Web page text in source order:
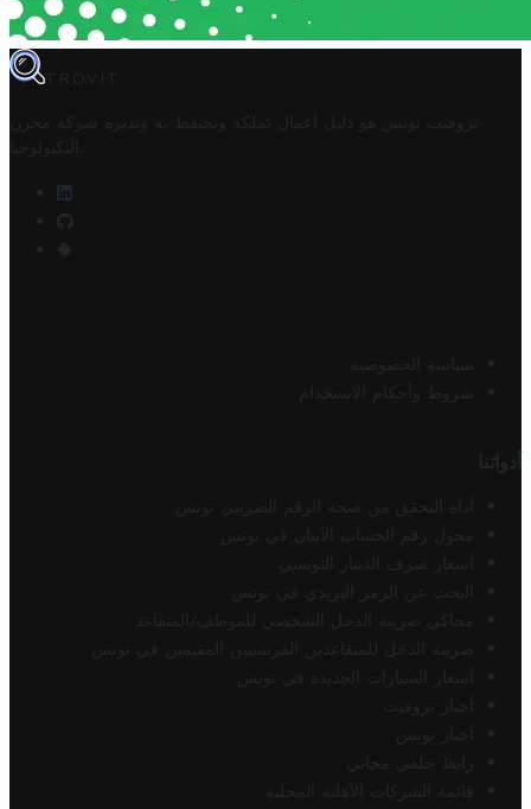
TROVIT
تروفيت تونس هو دليل أعمال تملكه وتحتفظ به وتديره
شركة مخزن
التكنولوجيا
سياسة الخصوصية
شروط وأحكام الاستخدام
أدواتنا
أداة التحقق من صحة الرقم الضريبي تونس
محول رقم الحساب الآيبان في تونس
أسعار صرف الدينار التونسي
البحث عن الرمز البريدي في تونس
محاكي ضريبة الدخل الشخصي للموظف/المتقاعد
ضريبة الدخل للمتقاعدين الفرنسيين المقيمين في تونس
أسعار السيارات الجديدة في تونس
أخبار تروفيت
أخبار تونس
رابط خلفي مجاني
قائمة الشركات الأهلية المحلية